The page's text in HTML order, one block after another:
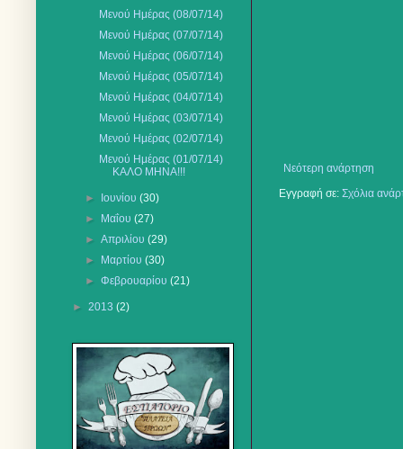
Νεότερη ανάρτηση
Εγγραφή σε: Σχόλια
Μενού Ημέρας (08/07/14)
Μενού Ημέρας (07/07/14)
Μενού Ημέρας (06/07/14)
Μενού Ημέρας (05/07/14)
Μενού Ημέρας (04/07/14)
Μενού Ημέρας (03/07/14)
Μενού Ημέρας (02/07/14)
Μενού Ημέρας (01/07/14)
ΚΑΛΟ ΜΗΝΑ!!!
► Ιουνίου(30)
►
Μαΐου(27)
►Απριλίου(29)
►
Μαρτίου(30)
►Φεβρουαρίου(21)
► 2013 (2)